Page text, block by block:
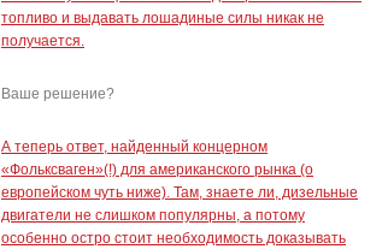
топливо и выдавать лошадиные силы никак не
получается.
Ваше решение?
А теперь ответ, найденный концерном
«Фольксваген»(!) для американского рынка (о
европейском чуть ниже). Там, знаете ли, дизельные
двигатели не слишком популярны, а потому
особенно остро стоит необходимость доказывать